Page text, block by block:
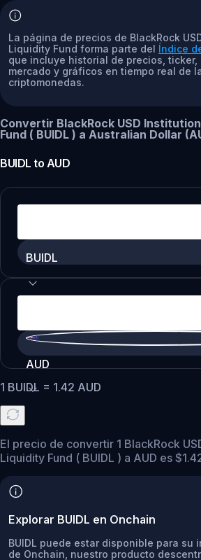
La página de precios de BlackRock
Liquidity Fund forma parte del Índice
que incluye historial de precios,
mercado y gráficos en tiempo real de
criptomonedas.
Convertir BlackRock USD
Fund ( BUIDL ) a Australian Dollar
BUIDL to AUD
BUIDL
AUD
1 BUIDL = 1.42 AUD
El precio de convertir 1 BlackRock
Liquidity Fund ( BUIDL ) a AUD es
Explorar BUIDL en Onchain
BUIDL puede estar disponible para su
de Onchain, nuestro producto